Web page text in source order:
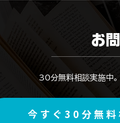
お
​30分無料相談実施中
今すぐ30分無料